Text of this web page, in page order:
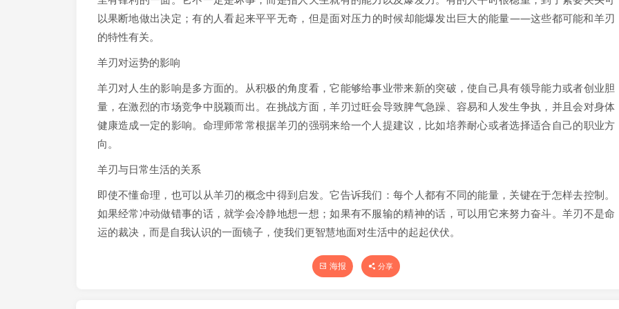
以果断地做出决定；有的人看起来平平无奇，但是面对压力的时候却能爆发出巨大的能量——这些都可能和羊刃
的特性有关。
羊刃对运势的影响
羊刃对人生的影响是多方面的。从积极的角度看，它能够给事业带来新的突破，使自己具有领导能力或者创业胆
量，在激烈的市场竞争中脱颖而出。在挑战方面，羊刃过旺会导致脾气急躁、容易和人发生争执，并且会对身体
健康造成一定的影响。命理师常常根据羊刃的强弱来给一个人提建议，比如培养耐心或者选择适合自己的职业方
向。
羊刃与日常生活的关系
即使不懂命理，也可以从羊刃的概念中得到启发。它告诉我们：每个人都有不同的能量，关键在于怎样去控制。
如果经常冲动做错事的话，就学会冷静地想一想；如果有不服输的精神的话，可以用它来努力奋斗。羊刃不是命
运的裁决，而是自我认识的一面镜子，使我们更智慧地面对生活中的起起伏伏。
海报 分享